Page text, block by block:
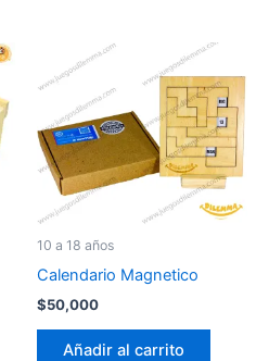
10 a 18 años
Calendario Magnetico
$50,000
Añadir al carrito